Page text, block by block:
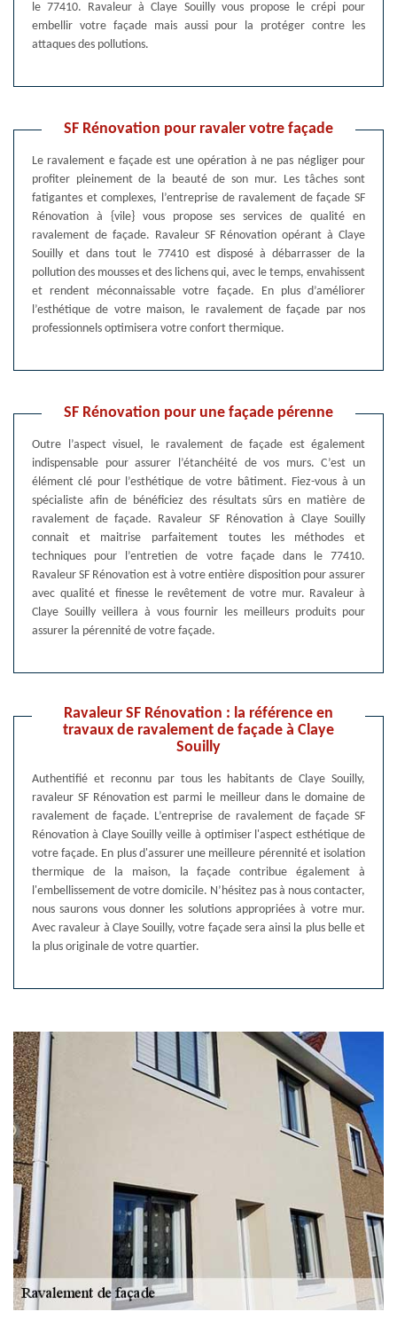
le 77410. Ravaleur à Claye Souilly vous propose le crépi pour
embellir votre façade mais aussi pour la protéger contre les
attaques des pollutions.
SF Rénovation pour ravaler votre façade
Le ravalement e façade est une opération à ne pas négliger pour
profiter pleinement de la beauté de son mur. Les tâches sont
fatigantes et complexes, l’entreprise de ravalement de façade SF
Rénovation à {vile} vous propose ses services de qualité en
ravalement de façade. Ravaleur SF Rénovation opérant à Claye
Souilly et dans tout le 77410 est disposé à débarrasser de la
pollution des mousses et des lichens qui, avec le temps, envahissent
et rendent méconnaissable votre façade. En plus d’améliorer
l’esthétique de votre maison, le ravalement de façade par nos
professionnels optimisera votre confort thermique.
SF Rénovation pour une façade pérenne
Outre l’aspect visuel, le ravalement de façade est également
indispensable pour assurer l’étanchéité de vos murs. C’est un
élément clé pour l’esthétique de votre bâtiment. Fiez-vous à un
spécialiste afin de bénéficiez des résultats sûrs en matière de
ravalement de façade. Ravaleur SF Rénovation à Claye Souilly
connait et maitrise parfaitement toutes les méthodes et
techniques pour l’entretien de votre façade dans le 77410.
Ravaleur SF Rénovation est à votre entière disposition pour assurer
avec qualité et finesse le revêtement de votre mur. Ravaleur à
Claye Souilly veillera à vous fournir les meilleurs produits pour
assurer la pérennité de votre façade.
Ravaleur SF Rénovation : la référence en
travaux de ravalement de façade à Claye
Souilly
Authentifié et reconnu par tous les habitants de Claye Souilly,
ravaleur SF Rénovation est parmi le meilleur dans le domaine de
ravalement de façade. L’entreprise de ravalement de façade SF
Rénovation à Claye Souilly veille à optimiser l'aspect esthétique de
votre façade. En plus d'assurer une meilleure pérennité et isolation
thermique de la maison, la façade contribue également à
l'embellissement de votre domicile. N’hésitez pas à nous contacter,
nous saurons vous donner les solutions appropriées à votre mur.
Avec ravaleur à Claye Souilly, votre façade sera ainsi la plus belle et
la plus originale de votre quartier.